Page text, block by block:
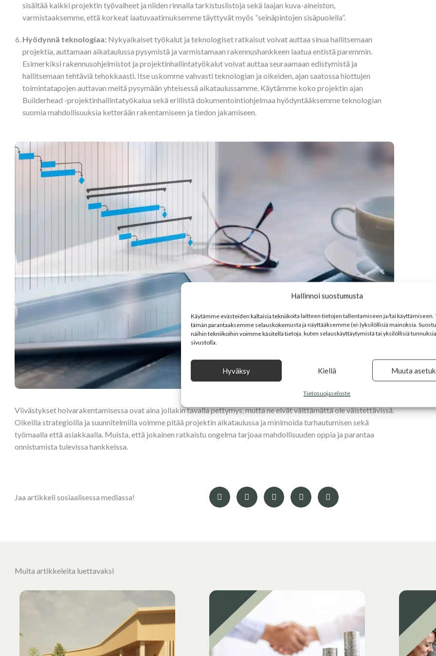
Hallinnoi suostumusta
Käytämme evästeiden kaltaisia tekniikoita laitteen tietojen tallentamiseen ja/tai käyttämiseen.
tämän parantaaksemme selauskokemusta ja näyttääksemme (ei-)yksilöllisiä mainoksia.
näihin tekniikoihin voimme käsitellä tietoja, kuten selauskäyttäytymistä tai yksilöllisiä
sivustolla.
Hyväksy Kiellä Muuta
Tietosuojaseloste
sisältää kaikki projektin työvaiheet ja niiden rinnalla tarkistuslistoja sekä laajan kuva-aineiston,
varmistaaksemme, että korkeat laatuvaatimuksemme täyttyvät myös ”seinäpintojen sisäpuolella”.
Hyödynnä teknologiaa: Nykyaikaiset työkalut ja teknologiset ratkaisut voivat auttaa sinua hallitsemaan
projektia, auttamaan aikataulussa pysymistä ja varmistamaan rakennushankkeen laatua entistä paremmin.
Esimerkiksi rakennusohjelmistot ja projektinhallintatyökalut voivat auttaa seuraamaan edistymistä ja
hallitsemaan tehtäviä tehokkaasti. Itse uskomme vahvasti teknologian ja oikeiden, ajan saatossa hiottujen
toimintatapojen auttavan meitä pysymään yhteisessä aikataulussamme. Käytämme koko projektin ajan
Builderhead -projektinhallintatyökalua sekä erillistä dokumentointiohjelmaa hyödyntääksemme teknologian
suomia mahdollisuuksia ketterään rakentamiseen ja tiedon jakamiseen.
Viivästykset hoivarakentamisessa ovat aina jollakin tavalla pettymys, mutta ne eivät välttämättä ole väistettävissä.
Oikeilla strategioilla ja suunnitelmilla voimme pitää projektin aikataulussa ja minimoida turhautumisen sekä
työmaalla että asiakkaalla. Muista, että jokainen ratkaistu ongelma tarjoaa mahdollisuuden oppia ja parantaa
onnistumista tulevissa hankkeissa.
Jaa artikkeli sosiaalisessa mediassa!
Muita artikkeleita luettavaksi